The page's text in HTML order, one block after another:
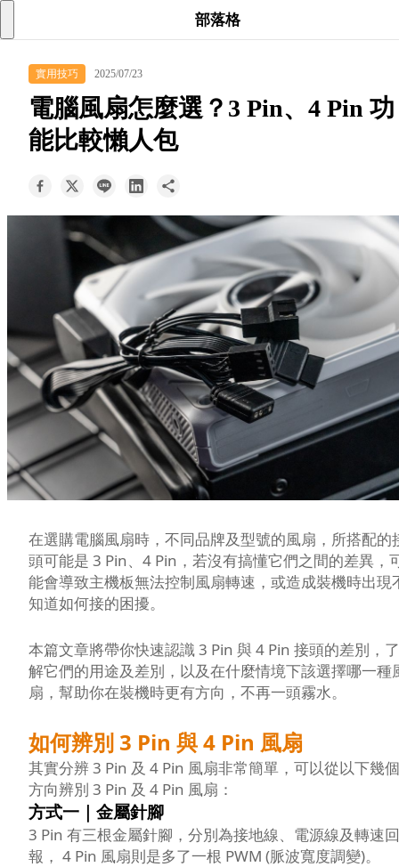
所有商品
keyboard_arrow_down
keyboard_arrow_down
支援服務
快速詢價
成為經銷商
部落格
實用技巧 2025/07/23
電腦風扇怎麼選？3 Pin、4 Pin 功
能比較懶人包
在選購電腦風扇時，不同品牌及型號的風扇，所搭配的
頭可能是 3 Pin、4 Pin，若沒有搞懂它們之間的差異，
能會導致主機板無法控制風扇轉速，或造成裝機時出現
知道如何接的困擾。
本篇文章將帶你快速認識 3 Pin 與 4 Pin 接頭的差別，了
解它們的用途及差別，以及在什麼情境下該選擇哪一種
扇，幫助你在裝機時更有方向，不再一頭霧水。
如何辨別 3 Pin 與 4 Pin 風扇
其實分辨 3 Pin 及 4 Pin 風扇非常簡單，可以從以下幾個
方向辨別 3 Pin 及 4 Pin 風扇：
方式一｜金屬針腳
3 Pin 有三根金屬針腳，分別為接地線、電源線及轉速回
報， 4 Pin 風扇則是多了一根 PWM (脈波寬度調變)。